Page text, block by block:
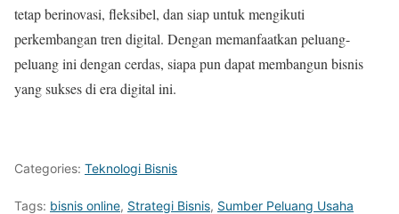
tetap berinovasi, fleksibel, dan siap untuk mengikuti
perkembangan tren digital. Dengan memanfaatkan peluang-
peluang ini dengan cerdas, siapa pun dapat membangun bisnis
yang sukses di era digital ini.
Categories: Teknologi Bisnis
Tags: bisnis online, Strategi Bisnis, Sumber Peluang Usaha